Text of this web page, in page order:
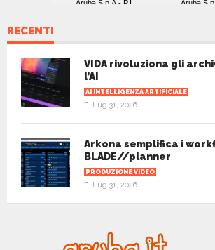
RECENTI
VIDA rivoluziona gli
l’AI
AI INTELLIGENZA ARTIFICIALE
Lug 31, 2026
Arkona semplifica i
BLADE//planner
PRODUZIONE VIDEO
Lug 31, 2026